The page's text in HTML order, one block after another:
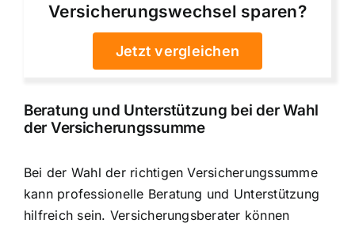
Versicherungswechsel sparen?
Jetzt vergleichen
Beratung und Unterstützung bei der Wahl
der Versicherungssumme
Bei der Wahl der richtigen Versicherungssumme
kann professionelle Beratung und Unterstützung
hilfreich sein. Versicherungsberater können